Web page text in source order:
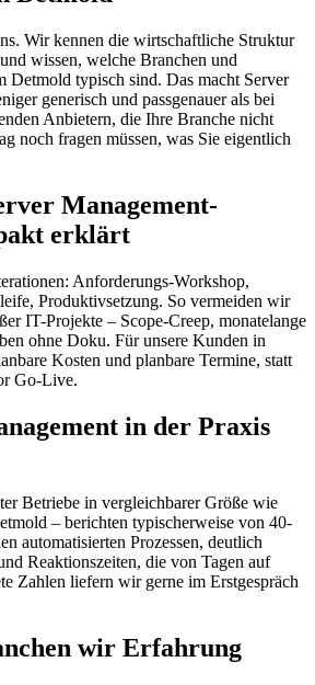
Wir kennen die wirtschaftliche Struktur
wissen, welche Branchen und
Detmold typisch sind. Das macht Server
generisch und passgenauer als bei
Anbietern, die Ihre Branche nicht
noch fragen müssen, was Sie eigentlich
Management-
erklärt
Anforderungs-Workshop,
Produktivsetzung. So vermeiden wir
IT-Projekte – Scope-Creep, monatelange
ohne Doku. Für unsere Kunden in
Kosten und planbare Termine, statt
Go-Live.
in der Praxis
Betriebe in vergleichbarer Größe wie
– berichten typischerweise von 40-
automatisierten Prozessen, deutlich
Reaktionszeiten, die von Tagen auf
Zahlen liefern wir gerne im Erstgespräch
wir Erfahrung